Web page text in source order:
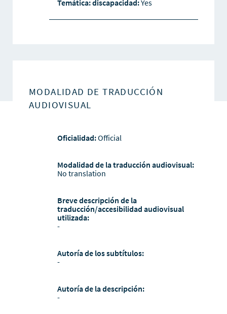
Temática: discapacidad:Yes
MODALIDAD DE TRADUCCIÓN
AUDIOVISUAL
Oficialidad:Official
Modalidad de la traducción audiovisual:
No translation
Breve descripción de la
traducción/accesibilidad audiovisual
utilizada:
-
Autoría de los subtítulos:
-
Autoría de la descripción:
-